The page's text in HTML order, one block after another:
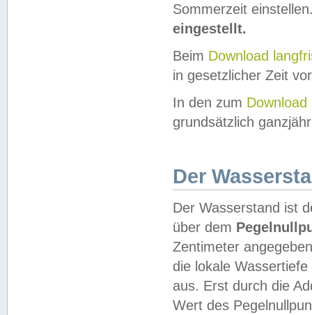
Sommerzeit
eingestellt.
Beim Download
in gesetzlicher Zeit
In den zum Download
grundsätzlich
Der
Der Wasserstand ist
über dem
Zentimeter
die lokale
aus. Erst durch die
Wert des